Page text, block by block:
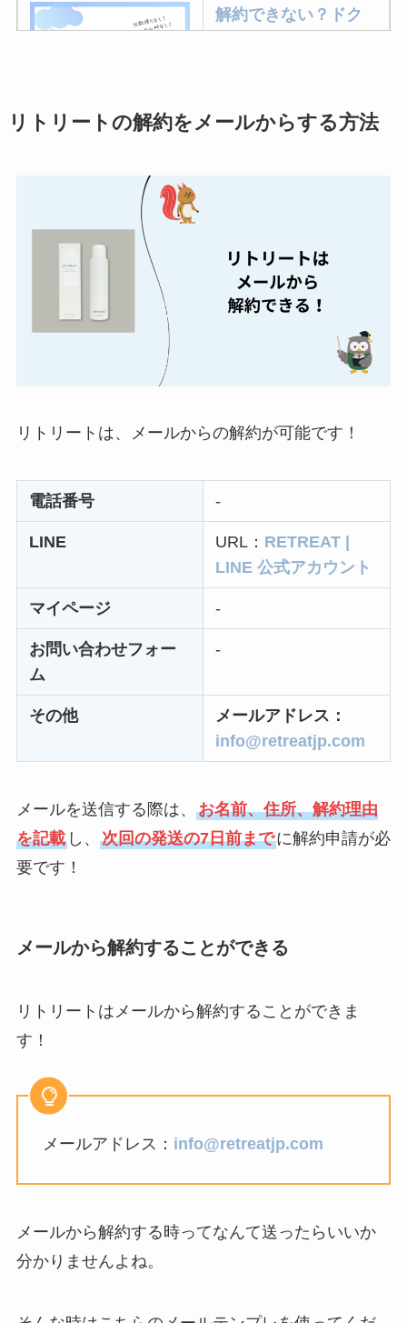
解約できない？ドク
ミュゼプラチナムの
とめ！最短手続きや
ベストタイミングを
ユンス美容液の解約
Sivorune(シボルネ)
なぜ解約できない？
電話以外に手続きす
る方法ある？
ニューZの解約まと
解約できない？バロ
ニーを電話から解約
リトリートの解約をメールからする方法
リトリートは、メールからの解約が可能です！
電話番号 -
LINE URL： RETREAT |
LINE 公式アカウント
マイページ -
お問い合わせフォー
ム
-
その他
メールアドレス：
info@retreatjp.com
メールを送信する際は、 お名前、住所、解約理由
を記載し、 次回の発送の7日前までに解約申請が必
要です！
メールから解約することができる
リトリートはメールから解約することができま
す！
メールアドレス： info@retreatjp.com
メールから解約する時ってなんて送ったらいいか
分かりませんよね。